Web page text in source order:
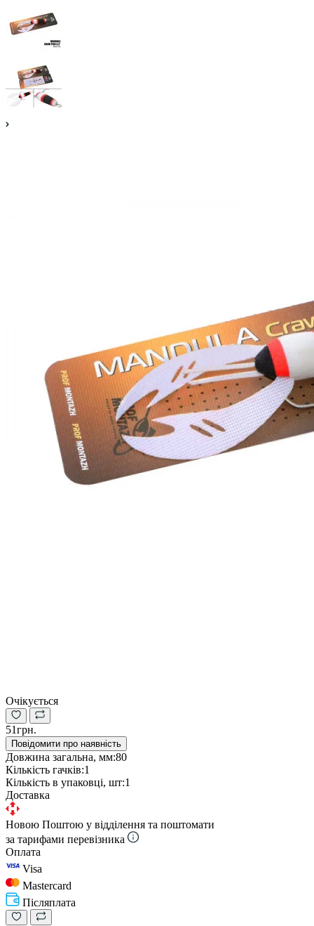
Очікується
51грн.
Повідомити про наявність
Довжина загальна, мм:80
Кількість гачків:1
Кількість в упаковці, шт:1
Доставка
Новою Поштою у відділення та поштомати
за тарифами перевізника
Оплата
Visa
Mastercard
Післяплата